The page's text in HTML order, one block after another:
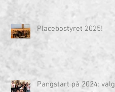
Placebostyret 2025!
Pangstart på 2024: valg